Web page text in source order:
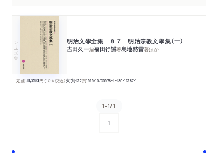
シリーズ・全集 明治文學全集 ８７ 明治宗教文學集（一）
吉田久一編福田行誡著島地黙雷著ほか
定価:8,250円 （10％税込）菊判432頁1969/10/30978-4-480-10387-1
1-1/1
1